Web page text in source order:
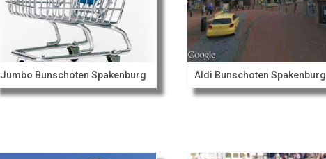
Jumbo Bunschoten Spakenburg Aldi Bunschoten Spakenburg